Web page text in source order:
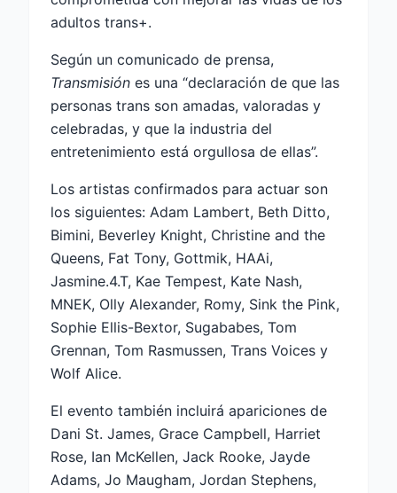
adultos trans+.
Según un comunicado de prensa,
Transmisión es una “declaración de que las
personas trans son amadas, valoradas y
celebradas, y que la industria del
entretenimiento está orgullosa de ellas”.
Los artistas confirmados para actuar son
los siguientes: Adam Lambert, Beth Ditto,
Bimini, Beverley Knight, Christine and the
Queens, Fat Tony, Gottmik, HAAi,
Jasmine.4.T, Kae Tempest, Kate Nash,
MNEK, Olly Alexander, Romy, Sink the Pink,
Sophie Ellis-Bextor, Sugababes, Tom
Grennan, Tom Rasmussen, Trans Voices y
Wolf Alice.
El evento también incluirá apariciones de
Dani St. James, Grace Campbell, Harriet
Rose, Ian McKellen, Jack Rooke, Jayde
Adams, Jo Maugham, Jordan Stephens,